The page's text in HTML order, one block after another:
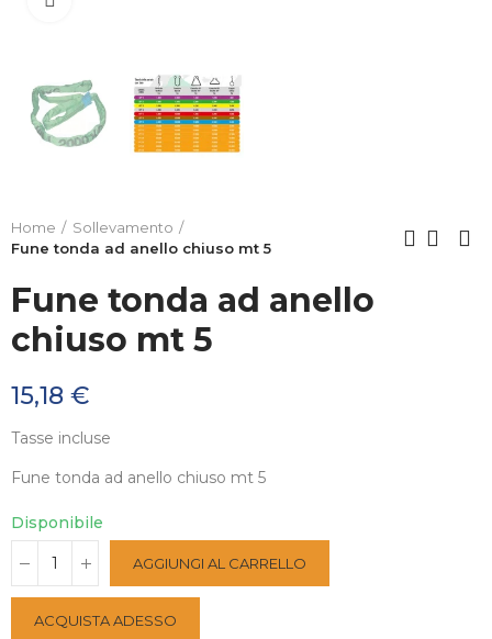
Home
Sollevamento
Fune tonda ad anello chiuso mt 5
Fune tonda ad anello
chiuso mt 5
15,18 €
Tasse incluse
Fune tonda ad anello chiuso mt 5
Disponibile
AGGIUNGI AL CARRELLO
ACQUISTA ADESSO